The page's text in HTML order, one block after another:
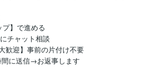
】で進める
チャット相談
歓迎】事前の片付け不要
に送信→お返事します